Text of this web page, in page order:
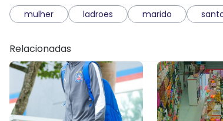
mulher ladroes marido
Relacionadas